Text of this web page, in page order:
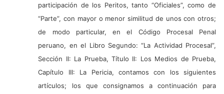
participación de los Peritos, tanto “Oficiales”, como de
“Parte”, con mayor o menor similitud de unos con otros;
de modo particular, en el Código Procesal Penal
peruano, en el Libro Segundo: “La Actividad Procesal”,
Sección II: La Prueba, Título II: Los Medios de Prueba,
Capítulo III: La Pericia, contamos con los siguientes
artículos; los que consignamos a continuación para